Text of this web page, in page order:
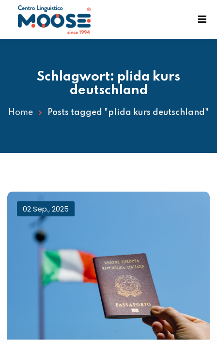
Schlagwort: plida kurs
deutschland
Home Posts tagged "plida kurs deutschland"
02 Sep., 2025